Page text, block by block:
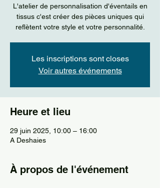
L'atelier de personnalisation d'éventails en
tissus c'est créer des pièces uniques qui
reflètent votre style et votre personnalité.
Les inscriptions sont closes
Voir autres événements
Heure et lieu
29 juin 2025, 10:00 – 16:00
A Deshaies
À propos de l'événement